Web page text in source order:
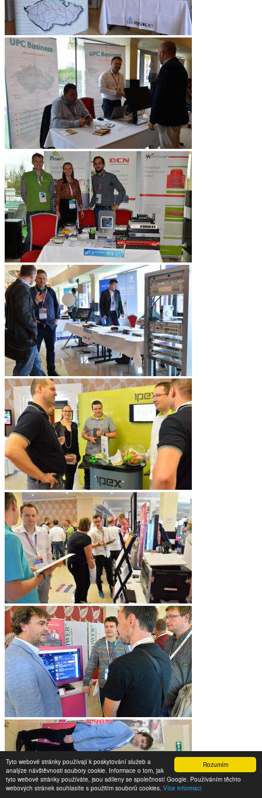
Rozumím
Tyto webové stránky používají k poskytování služeb a
analýze návštěvnosti soubory cookie. Informace o tom, jak
tyto webové stránky používáte, jsou sdíleny se společností Google. Používáním těchto
webových stránek souhlasíte s použitím souborů cookies. Více informací